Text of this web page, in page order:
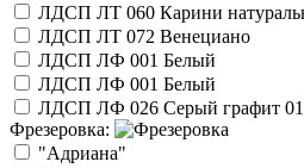
ЛДСП ЛТ 060 Карини
ЛДСП ЛТ 072 Венециано
ЛДСП ЛФ 001 Белый
ЛДСП ЛФ 001 Белый
ЛДСП ЛФ 026 Серый графит
Фрезеровка:
"Адриана"